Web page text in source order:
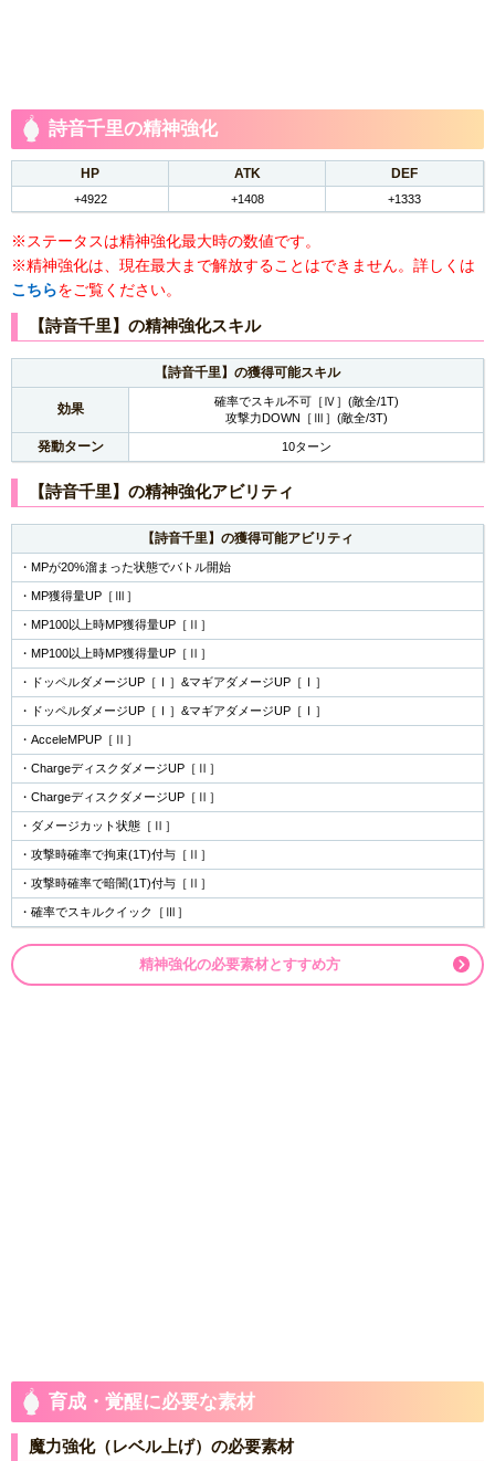
詩音千里の精神強化
HP ATK DEF
+4922 +1408 +1333
※ステータスは精神強化最大時の数値です。
※精神強化は、現在最大まで解放することはできません。詳しくは
こちらをご覧ください。
【詩音千里】の精神強化スキル
【詩音千里】の獲得可能スキル
効果
確率でスキル不可［Ⅳ］(敵全/1T)
攻撃力DOWN［Ⅲ］(敵全/3T)
発動ターン 10ターン
【詩音千里】の精神強化アビリティ
【詩音千里】の獲得可能アビリティ
・MPが20%溜まった状態でバトル開始
・MP獲得量UP［Ⅲ］
・MP100以上時MP獲得量UP［Ⅱ］
・MP100以上時MP獲得量UP［Ⅱ］
・ドッペルダメージUP［Ⅰ］&マギアダメージUP［Ⅰ］
・ドッペルダメージUP［Ⅰ］&マギアダメージUP［Ⅰ］
・AcceleMPUP［Ⅱ］
・ChargeディスクダメージUP［Ⅱ］
・ChargeディスクダメージUP［Ⅱ］
・ダメージカット状態［Ⅱ］
・攻撃時確率で拘束(1T)付与［Ⅱ］
・攻撃時確率で暗闇(1T)付与［Ⅱ］
・確率でスキルクイック［Ⅲ］
精神強化の必要素材とすすめ方
育成・覚醒に必要な素材
魔力強化（レベル上げ）の必要素材